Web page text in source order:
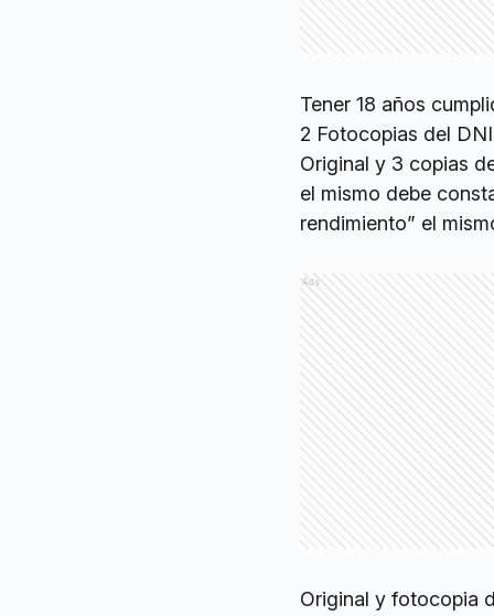
Tener 18 años
2 Fotocopias del
Original y 3 copias
el mismo debe
rendimiento” el
Ads
Original y fotocopia